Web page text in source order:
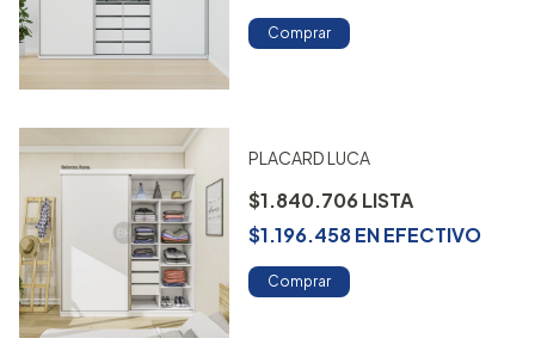
Comprar
PLACARD LUCA
$1.840.706
$1.196.458ENEFECTIVO
Comprar